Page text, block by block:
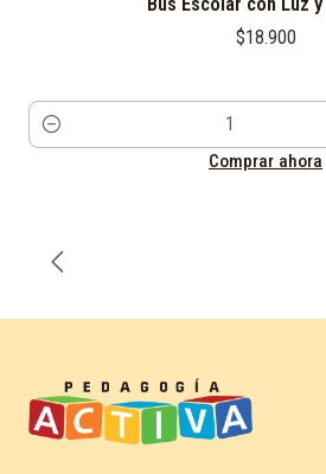
$18.900
Cantidad
Comprar ahora